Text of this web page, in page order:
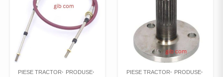
PIESE TRACTOR
PRODUSE
PIESE TRACTOR
PRODUSE